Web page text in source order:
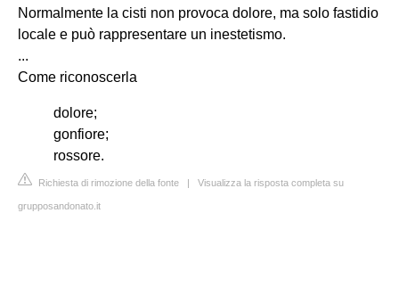
Normalmente la cisti non provoca dolore, ma solo fastidio
locale e può rappresentare un inestetismo.
...
Come riconoscerla
dolore;
gonfiore;
rossore.
Richiesta di rimozione della fonte | Visualizza la risposta completa su
grupposandonato.it